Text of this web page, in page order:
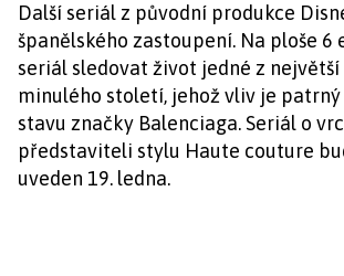
Další seriál z původní produkce
španělského zastoupení. Na ploše 6
seriál sledovat život jedné z
minulého století, jehož vliv je patrný
stavu značky Balenciaga. Seriál o
představiteli stylu Haute couture
uveden 19. ledna.